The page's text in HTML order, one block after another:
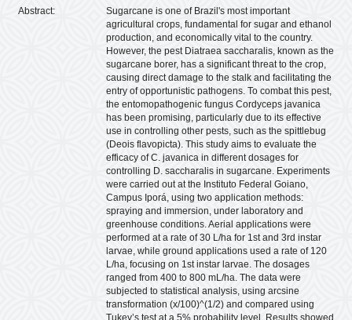
Abstract:
Sugarcane is one of Brazil's most important
agricultural crops, fundamental for sugar and ethanol
production, and economically vital to the country.
However, the pest Diatraea saccharalis, known as the
sugarcane borer, has a significant threat to the crop,
causing direct damage to the stalk and facilitating the
entry of opportunistic pathogens. To combat this pest,
the entomopathogenic fungus Cordyceps javanica
has been promising, particularly due to its effective
use in controlling other pests, such as the spittlebug
(Deois flavopicta). This study aims to evaluate the
efficacy of C. javanica in different dosages for
controlling D. saccharalis in sugarcane. Experiments
were carried out at the Instituto Federal Goiano,
Campus Iporá, using two application methods:
spraying and immersion, under laboratory and
greenhouse conditions. Aerial applications were
performed at a rate of 30 L/ha for 1st and 3rd instar
larvae, while ground applications used a rate of 120
L/ha, focusing on 1st instar larvae. The dosages
ranged from 400 to 800 mL/ha. The data were
subjected to statistical analysis, using arcsine
transformation (x/100)^(1/2) and compared using
Tukey’s test at a 5% probability level. Results showed